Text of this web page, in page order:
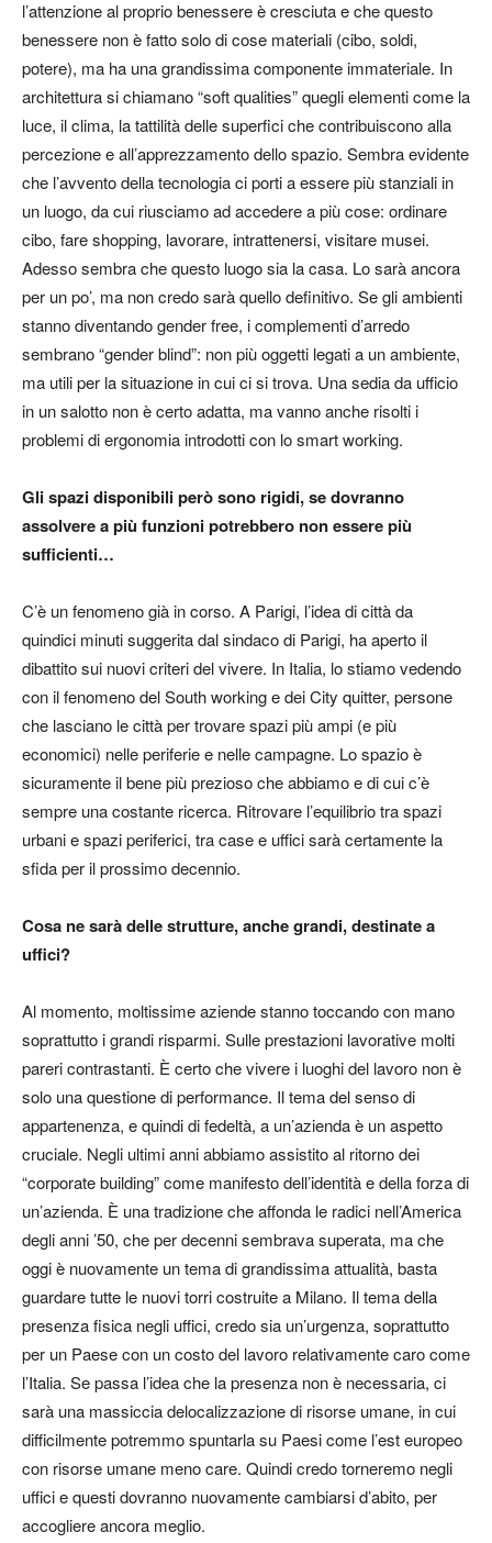
l’attenzione al proprio benessere è cresciuta e che questo
benessere non è fatto solo di cose materiali (cibo, soldi,
potere), ma ha una grandissima componente immateriale. In
architettura si chiamano “soft qualities” quegli elementi come la
luce, il clima, la tattilità delle superfici che contribuiscono alla
percezione e all’apprezzamento dello spazio. Sembra evidente
che l’avvento della tecnologia ci porti a essere più stanziali in
un luogo, da cui riusciamo ad accedere a più cose: ordinare
cibo, fare shopping, lavorare, intrattenersi, visitare musei.
Adesso sembra che questo luogo sia la casa. Lo sarà ancora
per un po’, ma non credo sarà quello definitivo. Se gli ambienti
stanno diventando gender free, i complementi d’arredo
sembrano “gender blind”: non più oggetti legati a un ambiente,
ma utili per la situazione in cui ci si trova. Una sedia da ufficio
in un salotto non è certo adatta, ma vanno anche risolti i
problemi di ergonomia introdotti con lo smart working.
Gli spazi disponibili però sono rigidi, se dovranno
assolvere a più funzioni potrebbero non essere più
sufficienti…
C’è un fenomeno già in corso. A Parigi, l’idea di città da
quindici minuti suggerita dal sindaco di Parigi, ha aperto il
dibattito sui nuovi criteri del vivere. In Italia, lo stiamo vedendo
con il fenomeno del South working e dei City quitter, persone
che lasciano le città per trovare spazi più ampi (e più
economici) nelle periferie e nelle campagne. Lo spazio è
sicuramente il bene più prezioso che abbiamo e di cui c’è
sempre una costante ricerca. Ritrovare l’equilibrio tra spazi
urbani e spazi periferici, tra case e uffici sarà certamente la
sfida per il prossimo decennio.
Cosa ne sarà delle strutture, anche grandi, destinate a
uffici?
Al momento, moltissime aziende stanno toccando con mano
soprattutto i grandi risparmi. Sulle prestazioni lavorative molti
pareri contrastanti. È certo che vivere i luoghi del lavoro non è
solo una questione di performance. Il tema del senso di
appartenenza, e quindi di fedeltà, a un’azienda è un aspetto
cruciale. Negli ultimi anni abbiamo assistito al ritorno dei
“corporate building” come manifesto dell’identità e della forza di
un’azienda. È una tradizione che affonda le radici nell’America
degli anni ’50, che per decenni sembrava superata, ma che
oggi è nuovamente un tema di grandissima attualità, basta
guardare tutte le nuovi torri costruite a Milano. Il tema della
presenza fisica negli uffici, credo sia un’urgenza, soprattutto
per un Paese con un costo del lavoro relativamente caro come
l’Italia. Se passa l’idea che la presenza non è necessaria, ci
sarà una massiccia delocalizzazione di risorse umane, in cui
difficilmente potremmo spuntarla su Paesi come l’est europeo
con risorse umane meno care. Quindi credo torneremo negli
uffici e questi dovranno nuovamente cambiarsi d’abito, per
accogliere ancora meglio.